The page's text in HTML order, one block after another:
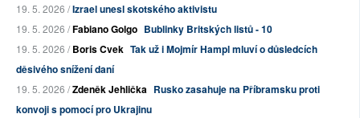
19. 5. 2026 /Izrael unesl skotského aktivistu
19. 5. 2026 /Fabiano Golgo Bublinky Britských listů - 10
19. 5. 2026 /Boris Cvek Tak už i Mojmír Hampl mluví o důsledcích
děsivého snížení daní
19. 5. 2026 /Zdeněk Jehlička Rusko zasahuje na Příbramsku proti
konvoji s pomocí pro Ukrajinu